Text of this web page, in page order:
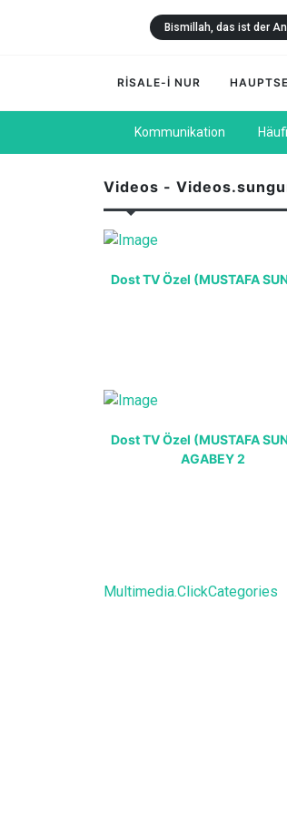
Bismillah, das ist der
RİSALE-İ NUR
Kommunikation
Videos -
Dost TV Özel (MUSTAFA
Dost TV Özel (MUSTAFA
AGABEY 2
Multimedia.ClickCategories